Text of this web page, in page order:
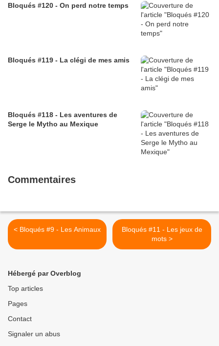
Bloqués #120 - On perd notre temps
Bloqués #119 - La clégi de mes amis
Bloqués #118 - Les aventures de
Serge le Mytho au Mexique
Commentaires
< Bloqués #9 - Les Animaux
Bloqués #11 - Les jeux de
mots >
Hébergé par Overblog
Top articles
Pages
Contact
Signaler un abus